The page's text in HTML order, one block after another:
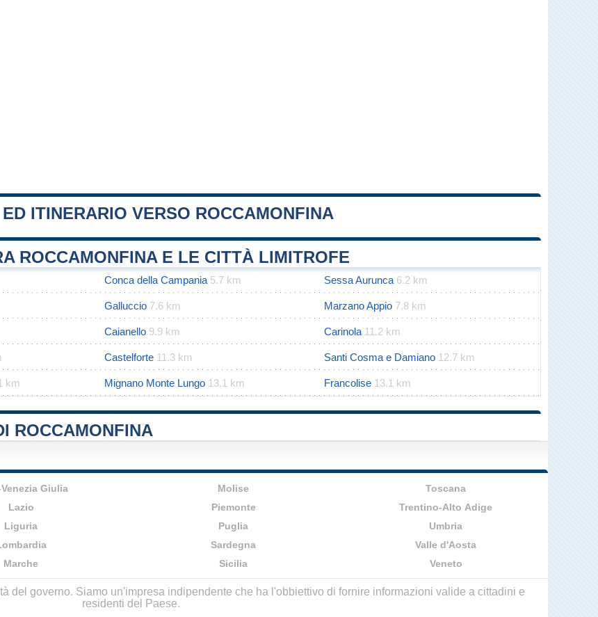
ITINERARIO VERSO ROCCAMONFINA
ROCCAMONFINA E LE CITTÀ LIMITROFE
Conca della Campania 5.7 km Sessa Aurunca 6.2 km
Galluccio 7.6 km Marzano Appio 7.8 km
Caianello 9.9 km Carinola 11.2 km
Castelforte 11.3 km Santi Cosma e Damiano 12.7 km
km Mignano Monte Lungo 13.1 km Francolise 13.1 km
ROCCAMONFINA
Giulia
Lazio
Liguria
Marche
Molise
Piemonte
Puglia
Sardegna
Sicilia
Toscana
Trentino-Alto Adige
Umbria
Valle d'Aosta
Veneto
del governo. Siamo un'impresa indipendente che ha l'obbiettivo di fornire informazioni valide a cittadini e
residenti del Paese.